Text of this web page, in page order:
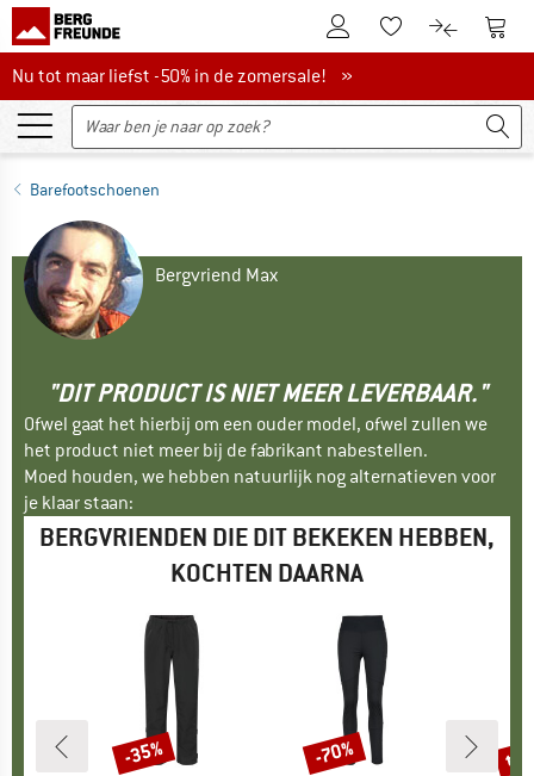
De klantenaccount
Naar deNaar de
Nu tot maar liefst -50% in de zomersale!
Nu tot maar liefst -50% in de zomersale! »
Barefootschoenen
Bergvriend Max
"DIT PRODUCT IS NIET MEER LEVERBAAR."
Ofwel gaat het hierbij om een ouder model, ofwel zullen we
het product niet meer bij de fabrikant nabestellen.
Moed houden, we hebben natuurlijk nog alternatieven voor
je klaar staan:
BERGVRIENDEN DIE DIT BEKEKEN HEBBEN,
KOCHTEN DAARNA
Korting
-35% Korting
-70% tot